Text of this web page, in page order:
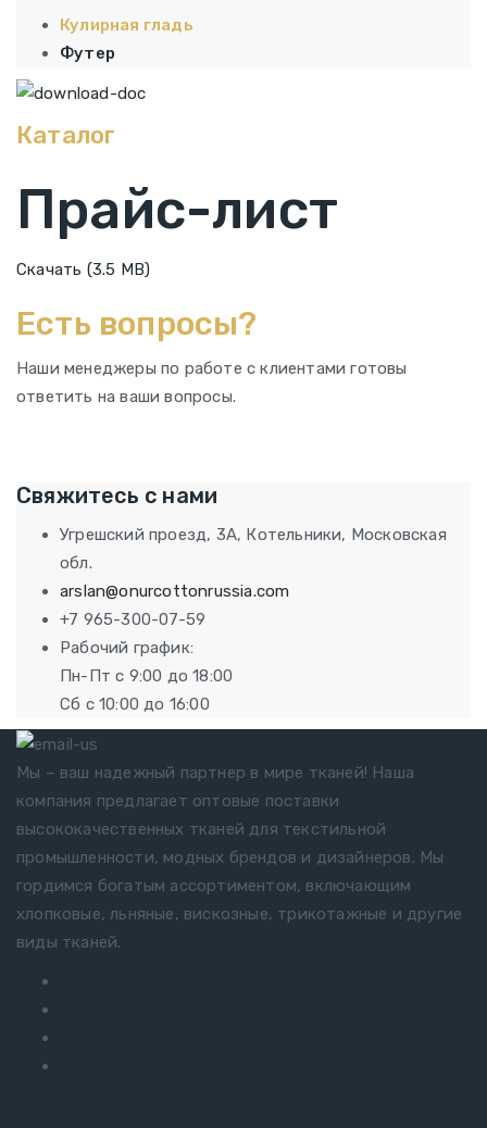
Кулирная гладь
Футер
Каталог
Прайс-лист
Скачать (3.5 MB)
Есть вопросы?
Наши менеджеры по работе с клиентами готовы
ответить на ваши вопросы.
Свяжитесь с нами
Угрешский проезд, 3А, Котельники, Московская
обл.
arslan@onurcottonrussia.com
+7 965-300-07-59
Рабочий график:
Пн-Пт с 9:00 до 18:00
Сб с 10:00 до 16:00
Мы – ваш надежный партнер в мире тканей! Наша
компания предлагает оптовые поставки
высококачественных тканей для текстильной
промышленности, модных брендов и дизайнеров. Мы
гордимся богатым ассортиментом, включающим
хлопковые, льняные, вискозные, трикотажные и другие
виды тканей.